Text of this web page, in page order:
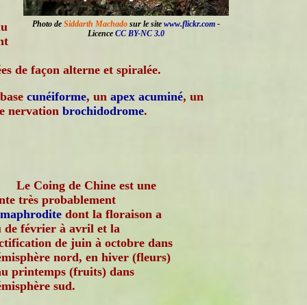
Photo de Siddarth Machado sur le site www.flickr.com -
Licence CC BY-NC 3.0
de façon alterne et spiralée.
cunéiforme, un apex acuminé, un
nervation brochidodrome.
Le Coing de Chine est une
très probablement
dont la floraison a
de février à avril et la
de juin à octobre dans
nord, en hiver (fleurs)
printemps (fruits) dans
sud.